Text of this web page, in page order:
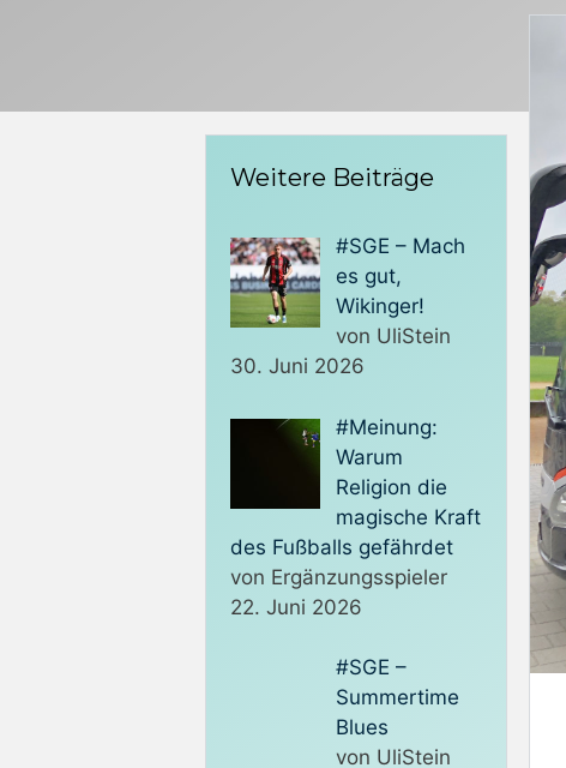
Weitere Beiträge
#SGE – Mach
es gut,
Wikinger!
von UliStein
30. Juni 2026
#Meinung:
Warum
Religion die
magische Kraft
des Fußballs gefährdet
von Ergänzungsspieler
22. Juni 2026
#SGE –
Summertime
Blues
von UliStein